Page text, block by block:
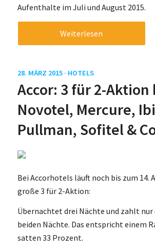
Aufenthalte im Juli und August 2015.
Weiterlesen
28. MÄRZ 2015 · HOTELS
Accor: 3 für 2-Aktion
Novotel, Mercure,
Pullman, Sofitel &
Bei Accorhotels läuft noch bis zum 14.
große 3 für 2-Aktion:
Übernachtet drei Nächte und zahlt nur
beiden Nächte. Das entspricht einem
satten 33 Prozent.